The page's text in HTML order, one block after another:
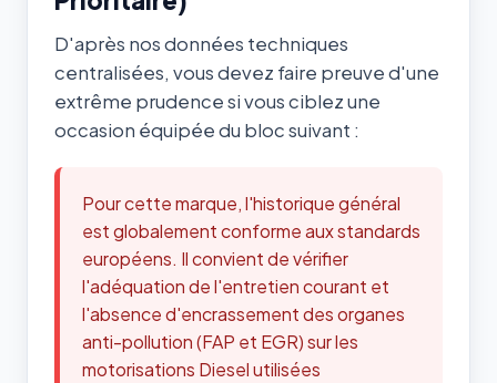
D'après nos données techniques
centralisées, vous devez faire preuve d'une
extrême prudence si vous ciblez une
occasion équipée du bloc suivant :
Pour cette marque, l'historique général
est globalement conforme aux standards
européens. Il convient de vérifier
l'adéquation de l'entretien courant et
l'absence d'encrassement des organes
anti-pollution (FAP et EGR) sur les
motorisations Diesel utilisées